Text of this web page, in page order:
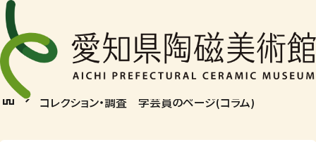
English
コレクション・調査
学芸員のページ(コラム)
homechevron_right コレクション・調査 学芸員のページ(コラム)